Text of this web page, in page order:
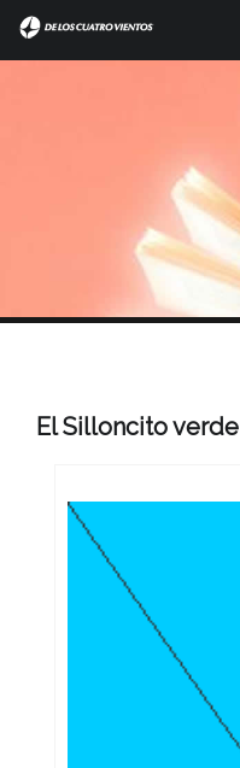
El Silloncito verde